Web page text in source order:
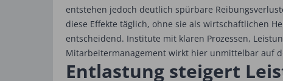
entstehen jedoch deutlich spürbare
diese Effekte täglich, ohne sie als wirtschaftlichen
entscheidend. Institute mit klaren Prozessen,
Mitarbeitermanagement wirkt hier unmittelbar auf
Entlastung steigert